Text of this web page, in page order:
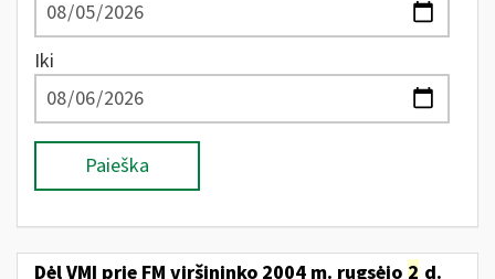
Iki
Paieška
Dėl VMI prie FM viršininko 2004 m. rugsėjo 2 d.